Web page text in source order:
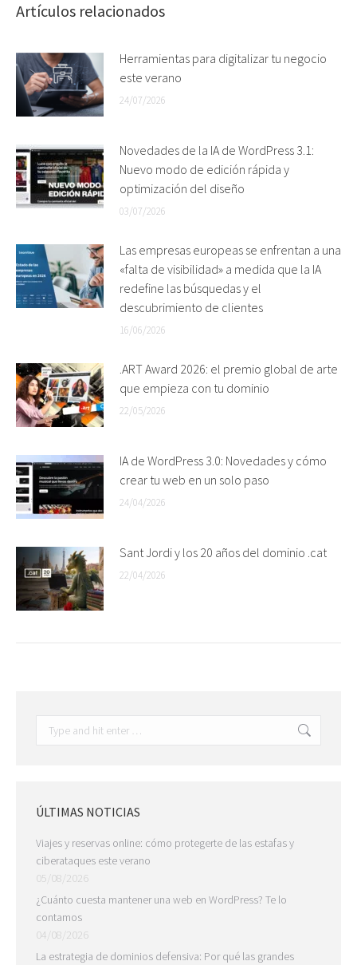
Artículos relacionados
Herramientas para digitalizar tu negocio
este verano
24/07/2026
Novedades de la IA de WordPress 3.1:
Nuevo modo de edición rápida y
optimización del diseño
03/07/2026
Las empresas europeas se enfrentan a una
«falta de visibilidad» a medida que la IA
redefine las búsquedas y el
descubrimiento de clientes
16/06/2026
.ART Award 2026: el premio global de arte
que empieza con tu dominio
22/05/2026
IA de WordPress 3.0: Novedades y cómo
crear tu web en un solo paso
24/04/2026
Sant Jordi y los 20 años del dominio .cat
22/04/2026
ÚLTIMAS NOTICIAS
Viajes y reservas online: cómo protegerte de las estafas y
ciberataques este verano
05/08/2026
¿Cuánto cuesta mantener una web en WordPress? Te lo
contamos
04/08/2026
La estrategia de dominios defensiva: Por qué las grandes